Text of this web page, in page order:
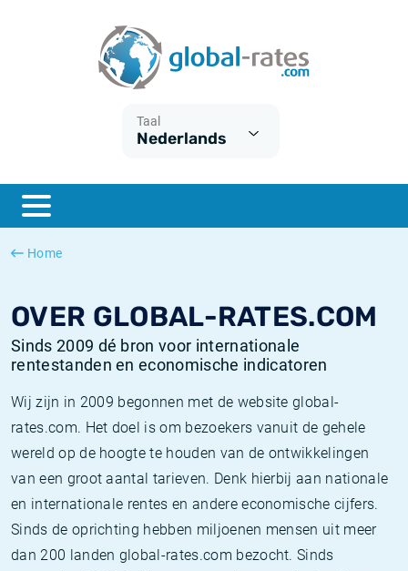
Taal
Nederlands
Home
OVER GLOBAL-RATES.COM
Sinds 2009 dé bron voor internationale
rentestanden en economische indicatoren
Wij zijn in 2009 begonnen met de website global-
rates.com. Het doel is om bezoekers vanuit de gehele
wereld op de hoogte te houden van de ontwikkelingen
van een groot aantal tarieven. Denk hierbij aan nationale
en internationale rentes en andere economische cijfers.
Sinds de oprichting hebben miljoenen mensen uit meer
dan 200 landen global-rates.com bezocht. Sinds
ESTER
SONIA
Wat is CPI inflatie?
Wat is HICP inflatie?
Nederlandse inflatie - CPI
Amerikaanse inflatie - CPI
Euribor historie
SOFR historie
TONAR historie
Inflatiecalculator